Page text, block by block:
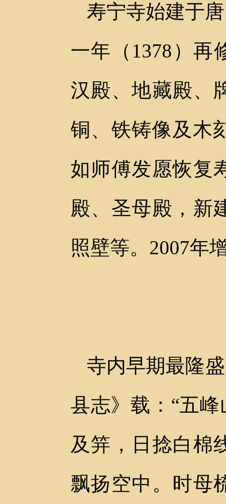
寿宁寺始建于
一年（1378）再
汉殿、地藏殿、
铜、铁铸像及木
如师傅发愿恢复
殿、圣母殿，新
照壁等。2007年
寺内早期最隆
县志》载：“五
及笄，日捻白棉
飘扬空中。时母